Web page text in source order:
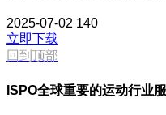
2025-07-02 140
立即下载
回到顶部
ISPO全球重要的运动行业